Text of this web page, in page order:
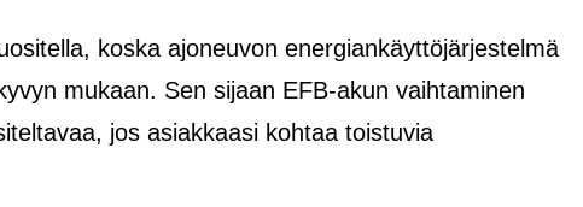
koska ajoneuvon energiankäyttöjärjestelmä
mukaan. Sen sijaan EFB-akun vaihtaminen
jos asiakkaasi kohtaa toistuvia